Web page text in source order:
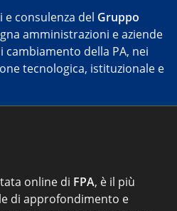
e consulenza del Gruppo
amministrazioni e aziende
della PA, nei
tecnologica, istituzionale e
online di FPA, è il più
di approfondimento e